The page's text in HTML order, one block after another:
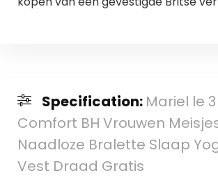
Specification: Mariel le
Comfort BH Vrouwen
Naadloze Bralette Slaap
Vest Draad Gratis